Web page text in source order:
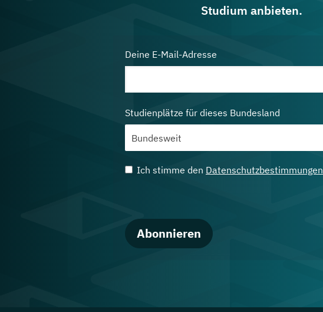
Studium anbieten.
Deine E-Mail-Adresse
Studienplätze für dieses Bundesland
Ich stimme den Datenschutzbestimmungen
Abonnieren